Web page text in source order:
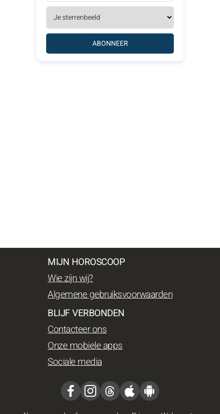
ABONNEER
MIJN HOROSCOOP
Wie zijn wij?
Algemene gebruiksvoorwaarden
BLIJF VERBONDEN
Contacteer ons
Onze mobiele apps
Sociale media